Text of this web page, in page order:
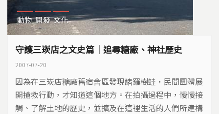
動物 開發 文化
守護三崁店之文史篇｜追尋糖廠、神社歷史
2007-07-20
因為在三崁店糖廠舊宿舍區發現諸羅樹蛙，民間團體展
開搶救行動，才知道這個地方。在拍攝過程中，慢慢接
觸、了解土地的歷史，並擴及在這裡生活的人們所建構